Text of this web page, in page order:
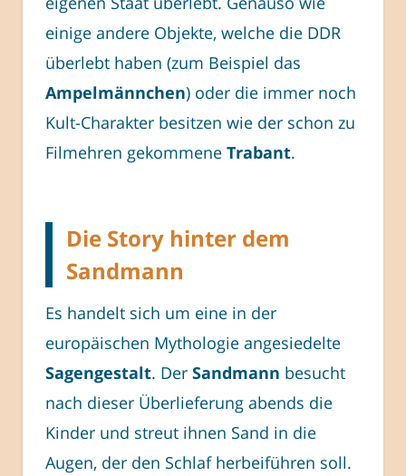
einige andere Objekte, welche die DDR
überlebt haben (zum Beispiel das
Ampelmännchen) oder die immer noch
Kult-Charakter besitzen wie der schon zu
Filmehren gekommene Trabant.
Die Story hinter dem
Sandmann
Es handelt sich um eine in der
europäischen Mythologie angesiedelte
Sagengestalt. Der Sandmann besucht
nach dieser Überlieferung abends die
Kinder und streut ihnen Sand in die
Augen, der den Schlaf herbeiführen soll.